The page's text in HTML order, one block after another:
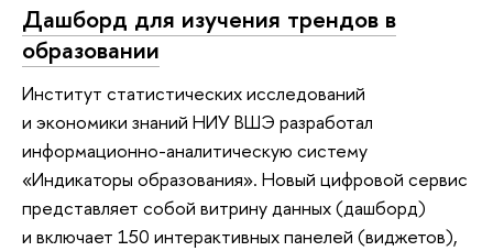
Дашборд для изучения трендов в
образовании
Институт статистических исследований
и экономики знаний НИУ ВШЭ разработал
информационно-аналитическую систему
«Индикаторы образования». Новый цифровой сервис
представляет собой витрину данных (дашборд)
и включает 150 интерактивных панелей (виджетов),